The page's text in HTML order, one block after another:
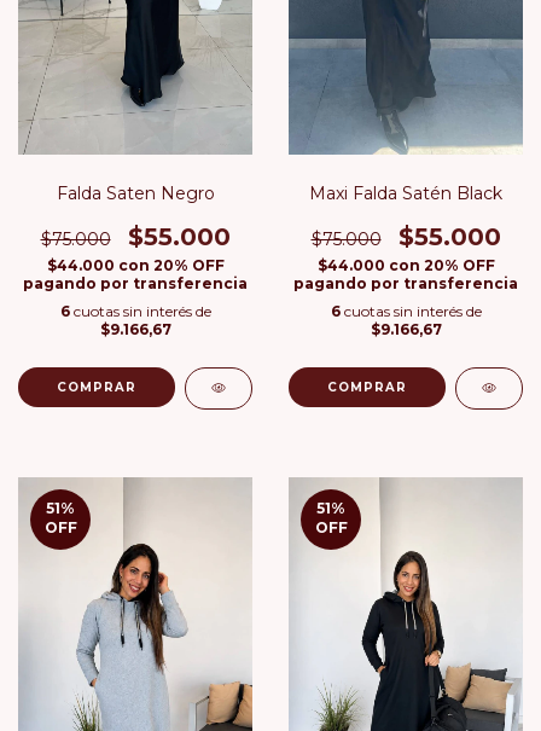
Falda Saten Negro
$75.000 $55.000
$44.000 con 20% OFF
pagando por transferencia
6 cuotas sin interés de
$9.166,67
COMPRAR
Maxi Falda Satén Black
$75.000 $55.000
$44.000 con 20% OFF
pagando por transferencia
6 cuotas sin interés de
$9.166,67
COMPRAR
51%
OFF
51%
OFF